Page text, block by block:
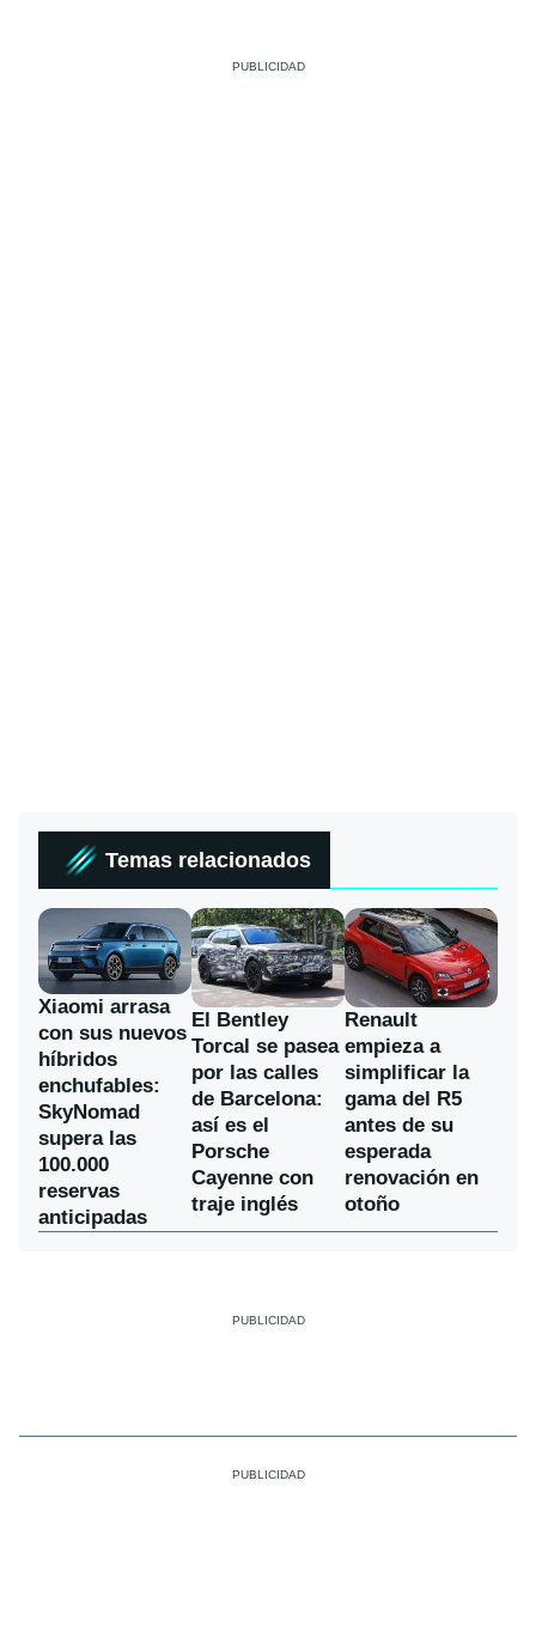
Temas relacionados
Xiaomi arrasa
con sus nuevos
híbridos
enchufables:
SkyNomad
supera las
100.000
reservas
anticipadas
El Bentley
Torcal se pasea
por las calles
de Barcelona:
así es el
Porsche
Cayenne con
traje inglés
Renault
empieza a
simplificar la
gama del R5
antes de su
esperada
renovación en
otoño